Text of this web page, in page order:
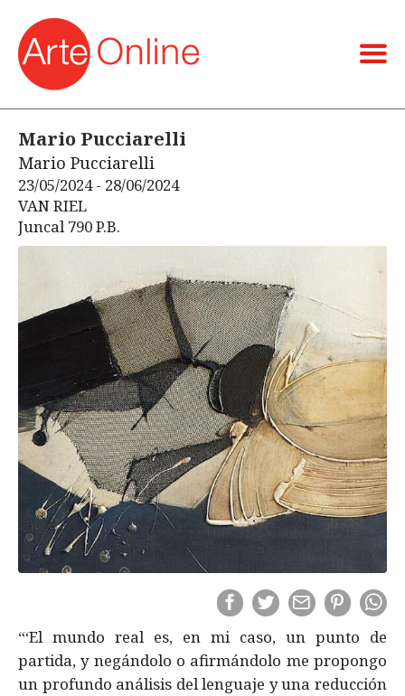
Mario Pucciarelli
Mario Pucciarelli
23/05/2024 - 28/06/2024
VAN RIEL
Juncal 790 P.B.
“‘El mundo real es, en mi caso, un punto de
partida, y negándolo o afirmándolo me propongo
un profundo análisis del lenguaje y una reducción